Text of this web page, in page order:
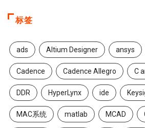
标签
ads Altium Designer ansys
Cadence Cadence Allegro C
DDR HyperLynx ide
MAC系统 matlab MCAD